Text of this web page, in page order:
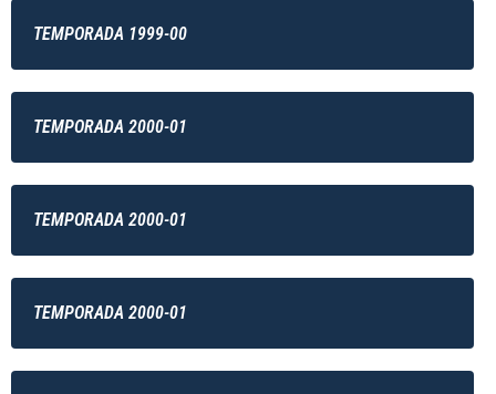
TEMPORADA 1999-00
TEMPORADA 2000-01
TEMPORADA 2000-01
TEMPORADA 2000-01